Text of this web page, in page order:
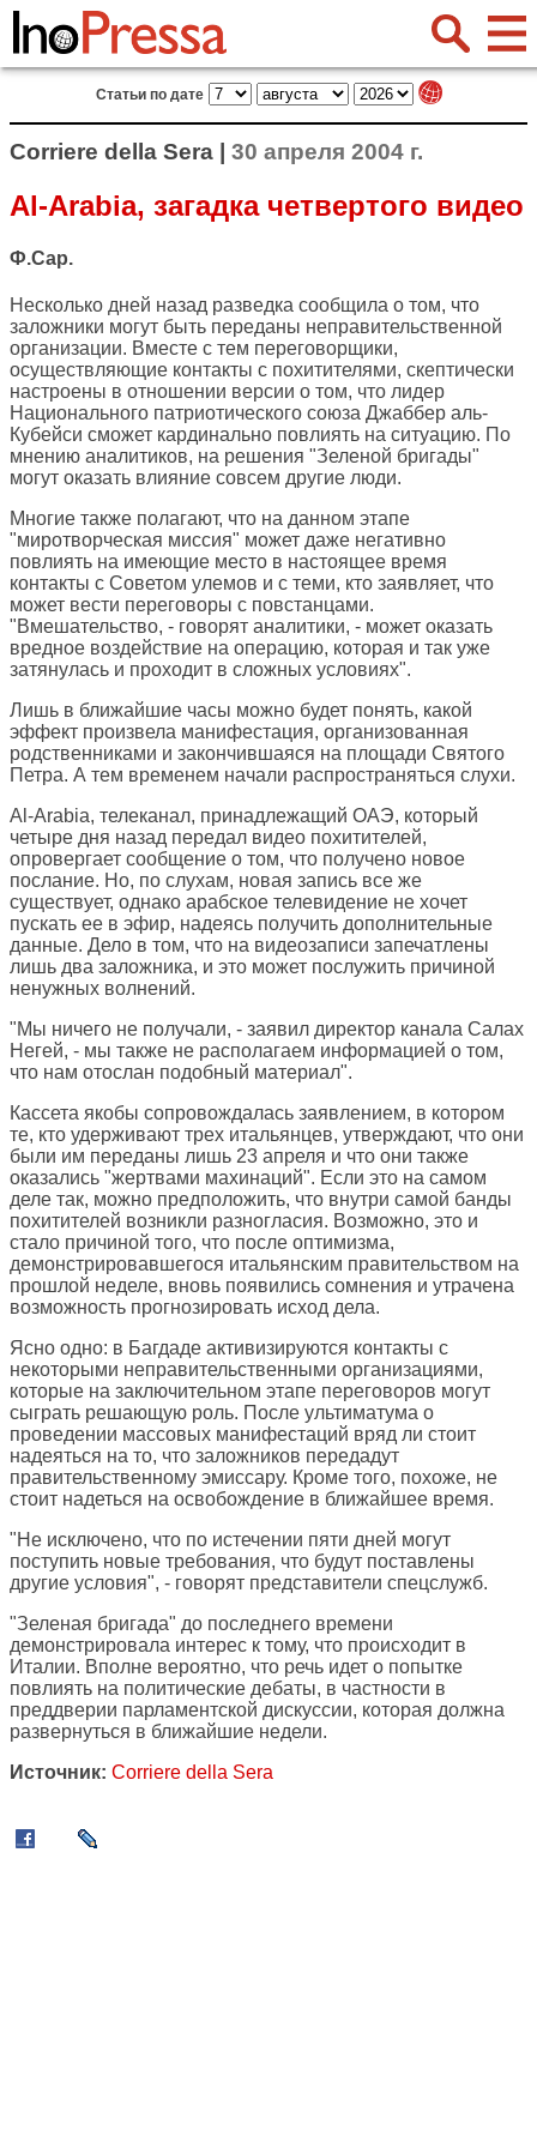
Статьи по дате
Corriere della Sera | 30 апреля 2004 г.
Al-Arabia, загадка четвертого видео
Ф.Сар.
Несколько дней назад разведка сообщила о том, что
заложники могут быть переданы неправительственной
организации. Вместе с тем переговорщики,
осуществляющие контакты с похитителями, скептически
настроены в отношении версии о том, что лидер
Национального патриотического союза Джаббер аль-
Кубейси сможет кардинально повлиять на ситуацию. По
мнению аналитиков, на решения "Зеленой бригады"
могут оказать влияние совсем другие люди.
Многие также полагают, что на данном этапе
"миротворческая миссия" может даже негативно
повлиять на имеющие место в настоящее время
контакты с Советом улемов и с теми, кто заявляет, что
может вести переговоры с повстанцами.
"Вмешательство, - говорят аналитики, - может оказать
вредное воздействие на операцию, которая и так уже
затянулась и проходит в сложных условиях".
Лишь в ближайшие часы можно будет понять, какой
эффект произвела манифестация, организованная
родственниками и закончившаяся на площади Святого
Петра. А тем временем начали распространяться слухи.
Al-Arabia, телеканал, принадлежащий ОАЭ, который
четыре дня назад передал видео похитителей,
опровергает сообщение о том, что получено новое
послание. Но, по слухам, новая запись все же
существует, однако арабское телевидение не хочет
пускать ее в эфир, надеясь получить дополнительные
данные. Дело в том, что на видеозаписи запечатлены
лишь два заложника, и это может послужить причиной
ненужных волнений.
"Мы ничего не получали, - заявил директор канала Салах
Негей, - мы также не располагаем информацией о том,
что нам отослан подобный материал".
Кассета якобы сопровождалась заявлением, в котором
те, кто удерживают трех итальянцев, утверждают, что они
были им переданы лишь 23 апреля и что они также
оказались "жертвами махинаций". Если это на самом
деле так, можно предположить, что внутри самой банды
похитителей возникли разногласия. Возможно, это и
стало причиной того, что после оптимизма,
демонстрировавшегося итальянским правительством на
прошлой неделе, вновь появились сомнения и утрачена
возможность прогнозировать исход дела.
Ясно одно: в Багдаде активизируются контакты с
некоторыми неправительственными организациями,
которые на заключительном этапе переговоров могут
сыграть решающую роль. После ультиматума о
проведении массовых манифестаций вряд ли стоит
надеяться на то, что заложников передадут
правительственному эмиссару. Кроме того, похоже, не
стоит надеться на освобождение в ближайшее время.
"Не исключено, что по истечении пяти дней могут
поступить новые требования, что будут поставлены
другие условия", - говорят представители спецслужб.
"Зеленая бригада" до последнего времени
демонстрировала интерес к тому, что происходит в
Италии. Вполне вероятно, что речь идет о попытке
повлиять на политические дебаты, в частности в
преддверии парламентской дискуссии, которая должна
развернуться в ближайшие недели.
Источник: Corriere della Sera